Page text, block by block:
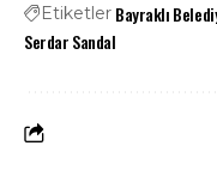
Etiketler Bayraklı
Serdar Sandal